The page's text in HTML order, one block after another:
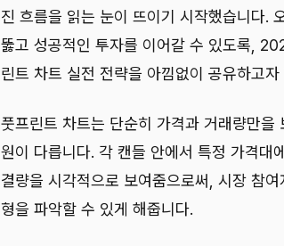
진 흐름을 읽는 눈이 뜨이기 시작했습니다.
뚫고 성공적인 투자를 이어갈 수 있도록,
린트 차트 실전 전략을 아낌없이 공유하고자
풋프린트 차트는 단순히 가격과 거래량만을
원이 다릅니다. 각 캔들 안에서 특정 가격대
결량을 시각적으로 보여줌으로써, 시장 참
형을 파악할 수 있게 해줍니다.